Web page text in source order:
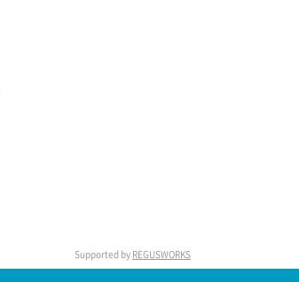
Supported by REGUSWORKS